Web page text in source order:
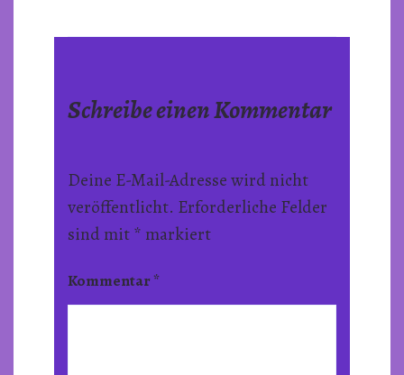
Schreibe einen Kommentar
Deine E-Mail-Adresse wird nicht
veröffentlicht. Erforderliche Felder
sind mit* markiert
Kommentar*